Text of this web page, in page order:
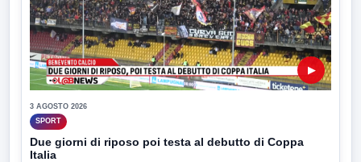
▶
3 AGOSTO 2026
SPORT
Due giorni di riposo poi testa al debutto di Coppa
Italia